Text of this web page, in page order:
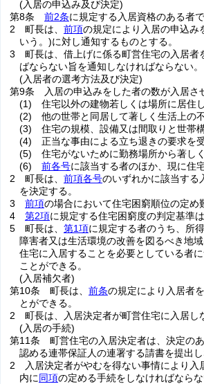
(入居の申込み及び決定)
第8条
前2条に規定する入居資格のある者
2
町長は、 前項の規定により入居の申込み
いう。)に対し通知するものとする。
3
町長は、借上げに係る町営住宅の入居
ばならない旨を通知しなければならない。
(入居者の選考方法及び決定)
第9条
入居の申込みをした者の数が入居さ
(1)
住宅以外の建物若しくは場所に居住
(2)
他の世帯と同居して著しく生活上の
(3)
住宅の規模、設備又は間取りと世帯
(4)
正当な事由による立ち退きの要求を
(5)
住宅がないために勤務場所から著し
(6)
前各号に該当する者のほか、現に住
2
町長は、 前項各号のいずれかに該当する
を決定する。
3
前項の場合において住宅困窮順位の定め
4
第2項に規定する住宅困窮度の判定基準
5
町長は、 第1項に規定する者のうち、所
障害者又は生活環境の改善を図るべき地
住宅に入居することを必要としている者に
ことができる。
(入居補欠者)
第10条
町長は、 前条の規定により入居者
とができる。
2
町長は、入居決定者が町営住宅に入居し
(入居の手続)
第11条
町営住宅の入居決定者は、決定の
認める連帯保証人の連署する請書を提出し
2
入居決定者がやむを得ない事情により入
内に同項の定める手続をしなければならな